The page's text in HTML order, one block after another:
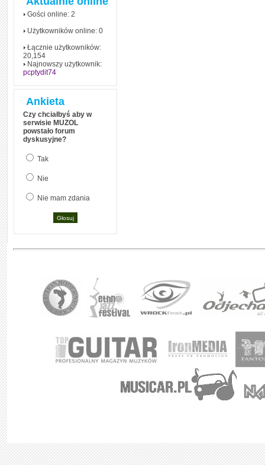
Gości online: 2
Użytkowników online: 0
Łącznie użytkowników:
20,154
Najnowszy użytkownik:
pcptydit74
Ankieta
Czy chciałbyś aby w
serwisie MUZOL
powstało forum
dyskusyjne?
Tak
Nie
Nie mam zdania